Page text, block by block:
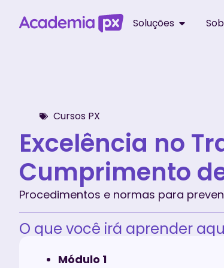
Soluções
Cursos PX
Excelência no
Cumprimento
Procedimentos e normas para
O que você irá aprender
Módulo 1